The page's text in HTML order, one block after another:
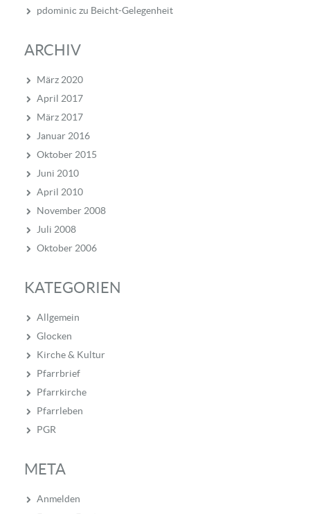
pdominic zu Beicht-Gelegenheit
ARCHIV
März 2020
April 2017
März 2017
Januar 2016
Oktober 2015
Juni 2010
April 2010
November 2008
Juli 2008
Oktober 2006
KATEGORIEN
Allgemein
Glocken
Kirche & Kultur
Pfarrbrief
Pfarrkirche
Pfarrleben
PGR
META
Anmelden